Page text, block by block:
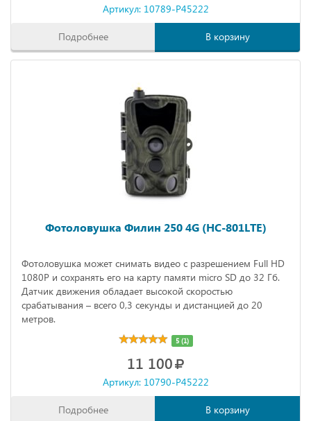
Артикул: 10789-P45222
Подробнее В корзину
Фотоловушка Филин 250 4G (HC-801LTE)
Фотоловушка может снимать видео с разрешением Full HD
1080P и сохранять его на карту памяти micro SD до 32 Гб.
Датчик движения обладает высокой скоростью
срабатывания – всего 0,3 секунды и дистанцией до 20
метров.
5 (1)
11 100
Артикул: 10790-P45222
Подробнее В корзину